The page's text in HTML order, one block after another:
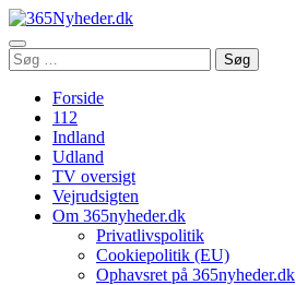
Åbn
menu
Søg
efter:
Søg
Forside
112
Indland
Udland
TV oversigt
Vejrudsigten
Om 365nyheder.dk
Privatlivspolitik
Cookiepolitik (EU)
Ophavsret på 365nyheder.dk